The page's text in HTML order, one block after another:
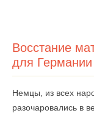
Восстание
для Германии
Немцы, из всех
разочаровались в